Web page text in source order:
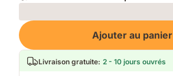
Loading
Ajouter au panier
Livraison gratuite: 2 - 10 jours ouvrés